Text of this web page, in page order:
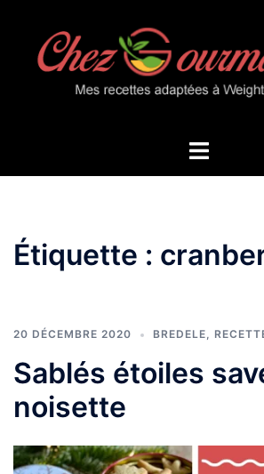
contenu
Ouvrir/
Étiquette :
20 DÉCEMBRE 2020 BREDELE,
Sablés étoiles
noisette